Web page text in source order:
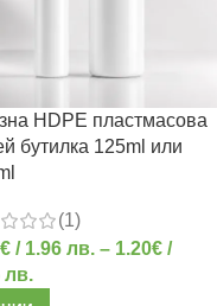
HDPE пластмасова
бутилка 125ml или
(1)
€ / 1.96 лв. – 1.20€ /
лв.